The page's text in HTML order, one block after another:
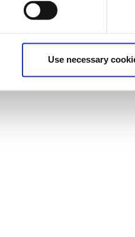
Use necessary
και να κάνουμε
μας παρέχει αυτή τη
αυτοματοποίησης,